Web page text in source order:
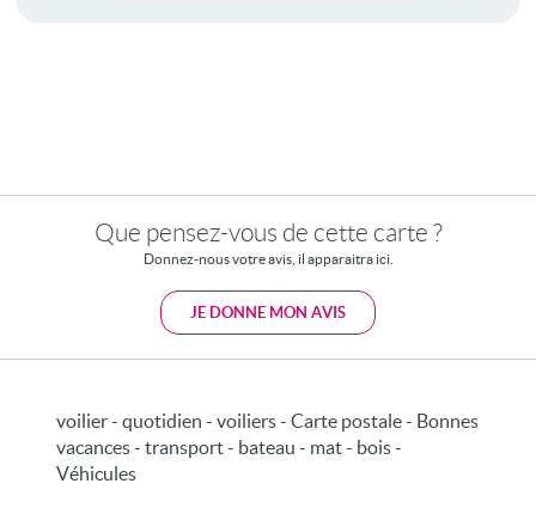
Que pensez-vous de cette carte ?
Donnez-nous votre avis, il apparaitra ici.
JE DONNE MON AVIS
voilier - quotidien - voiliers - Carte postale - Bonnes
vacances - transport - bateau - mat - bois -
Véhicules